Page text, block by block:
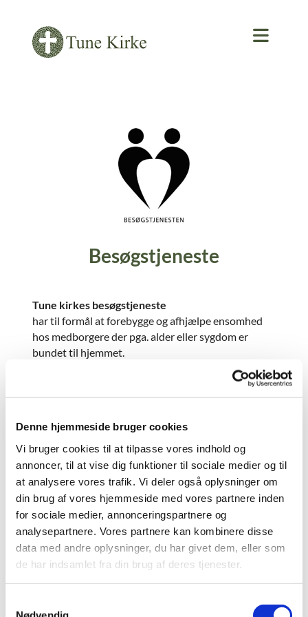
Denne hjemmeside bruger cookies
Vi bruger cookies til at tilpasse vores indhold og
annoncer, til at vise dig funktioner til sociale medier og til
at analysere vores trafik. Vi deler også oplysninger om
din brug af vores hjemmeside med vores partnere inden
for sociale medier, annonceringspartnere og
analysepartnere. Vores partnere kan kombinere disse
data med andre oplysninger, du har givet dem, eller som
de har indsamlet fra din brug af deres tjenester.
Besøgstjeneste
Tune kirkes besøgstjeneste
har til formål at forebygge og afhjælpe ensomhed
hos medborgere der pga. alder eller sygdom er
bundet til hjemmet.
Hvis det er noget for dig, så ring til
Johnssontlf: 51717396 - og hør nærmere.